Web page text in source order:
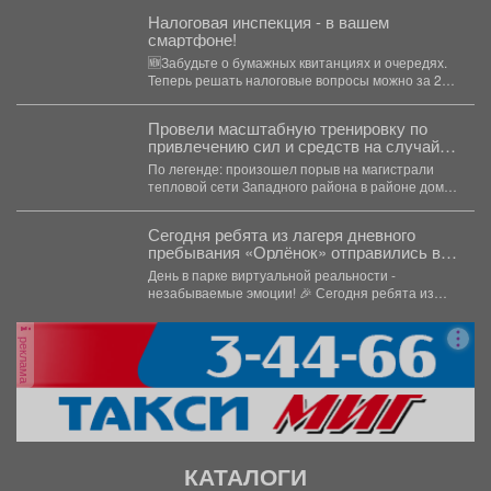
Налоговая инспекция - в вашем
смартфоне!
🆕Забудьте о бумажных квитанциях и очередях.
Теперь решать налоговые вопросы можно за 2
Провели масштабную тренировку по
привлечению сил и средств на случай
большой коммунальной аварии.
По легенде: произошел порыв на магистрали
тепловой сети Западного района в районе дома
Сегодня ребята из лагеря дневного
пребывания «Орлёнок» отправились в
настоящее цифровое приключение - в
парк виртуальной реальности!
День в парке виртуальной реальности -
незабываемые эмоции! 🎉 Сегодня ребята из
реклама
КАТАЛОГИ